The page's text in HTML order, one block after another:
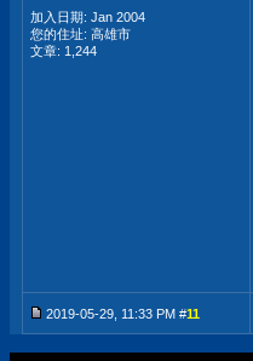
加入日期: Jan 2004
您的住址: 高雄市
文章: 1,244
2019-05-29, 11:33 PM #11